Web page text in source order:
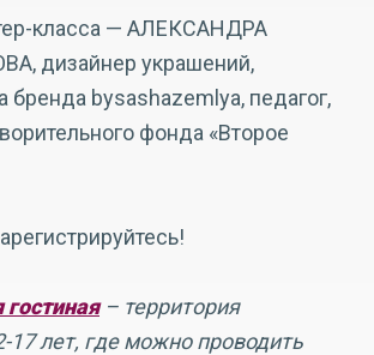
класса — АЛЕКСАНДРА
дизайнер украшений,
бренда bysashazemlya, педагог,
фонда «Второе
– территория
17 лет, где можно проводить